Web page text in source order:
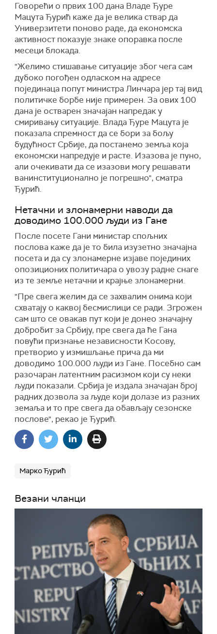
Говорећи о првих 100 дана Владе Ђуре
Мацута Ђурић каже да је велика ствар да
Универзитети поново раде, да економска
активност показује знаке опоравка после
месеци блокада.
"Желимо стишавање ситуације због чега сам
дубоко погођен одласком на адресе
појединаца попут министра Линчара јер тај вид
политичке борбе није примерен. За ових 100
дана је остварен значајан напредак у
смиривању ситуације. Влада Ђуре Мацута је
показала спремност да се бори за бољу
будућност Србије, да постанемо земља која
економски напредује и расте. Изазова је пуно,
али очекивати да се изазови могу решавати
ванинституционално је погрешно", сматра
Ђурић.
Нетачни и злонамерни наводи да
доводимо 100.000 људи из Гане
После посете Гани министар спољних
послова каже да је то била изузетно значајна
посета и да су злонамерне изјаве појединих
опозиционих политичара о увозу радне снаге
из те земље нетачни и крајње злонамерни.
"Пре свега желим да се захвалим онима који
схватају о каквој бесмислици се ради. Згрожен
сам што се овакав пут који је донео значајну
добробит за Србију, пре свега да ће Гана
повући признање независности Косову,
претворио у измишљање прича да ми
доводимо 100.000 људи из Гане. Посебно сам
разочаран латентним расизмом који су неки
људи показали. Србија је издала значајан број
радних дозвола за људе који долазе из разних
земаља и то пре свега да обављају сезонске
послове", рекао је Ђурић.
Марко Ђурић
Везани чланци